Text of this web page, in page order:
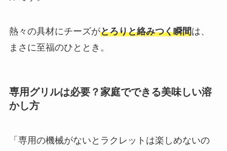
熱々の具材にチーズがとろりと絡みつく瞬間は、
まさに至福のひととき。
専用グリルは必要？家庭でできる美味しい溶
かし方
「専用の機械がないとラクレットは楽しめないの